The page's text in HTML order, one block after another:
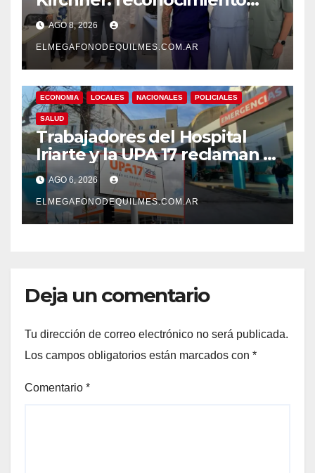
internacional a la calidad de
su atención
AGO 8, 2026
ELMEGAFONODEQUILMES.COM.AR
ECONOMIA LOCALES NACIONALES POLICIALES
SALUD
Trabajadores del Hospital
Iriarte y la UPA 17 reclaman el
pase a planta de becarios y
mejoras laborales
AGO 6, 2026
ELMEGAFONODEQUILMES.COM.AR
Deja un comentario
Tu dirección de correo electrónico no será publicada.
Los campos obligatorios están marcados con *
Comentario *